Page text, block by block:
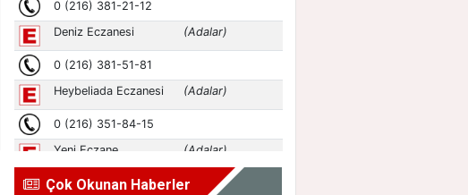
Çok Okunan Haberler